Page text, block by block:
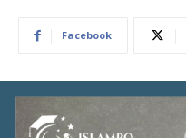
Facebook